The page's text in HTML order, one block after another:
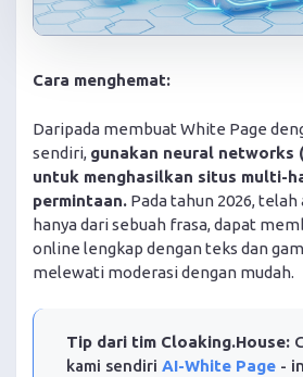
Cara menghemat:
Daripada membuat White Page
sendiri, gunakan neural networks
untuk menghasilkan situs multi-
permintaan. Pada tahun 2026, telah
hanya dari sebuah frasa, dapat
online lengkap dengan teks dan
melewati moderasi dengan mudah.
Tip dari tim Cloaking.House:
kami sendiri AI-White Page -